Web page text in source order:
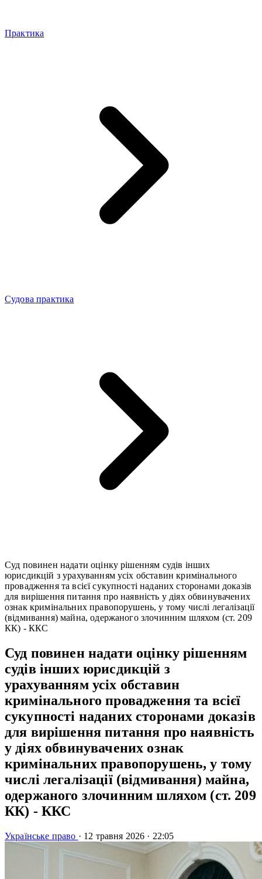
Практика
Судова практика
Суд повинен надати оцінку рішенням судів інших
юрисдикцій з урахуванням усіх обставин кримінального
провадження та всієї сукупності наданих сторонами доказів
для вирішення питання про наявність у діях обвинувачених
ознак кримінальних правопорушень, у тому числі легалізації
(відмивання) майна, одержаного злочинним шляхом (ст. 209
КК) - ККС
Суд повинен надати оцінку рішенням
судів інших юрисдикцій з
урахуванням усіх обставин
кримінального провадження та всієї
сукупності наданих сторонами доказів
для вирішення питання про наявність
у діях обвинувачених ознак
кримінальних правопорушень, у тому
числі легалізації (відмивання) майна,
одержаного злочинним шляхом (ст. 209
КК) - ККС
Українське право · 12 травня 2026 · 22:05